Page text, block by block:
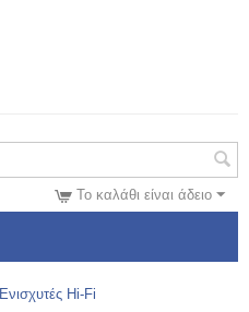
Το καλάθι είναι άδειο
Ενισχυτές Hi-Fi